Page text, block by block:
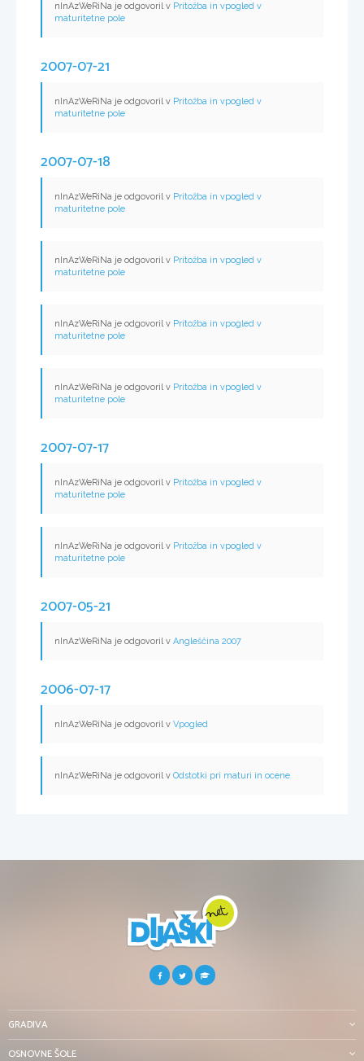
nInAzWeRiNa je odgovoril v Pritožba in vpogled v
maturitetne pole
2007-07-21
nInAzWeRiNa je odgovoril v Pritožba in vpogled v
maturitetne pole
2007-07-18
nInAzWeRiNa je odgovoril v Pritožba in vpogled v
maturitetne pole
nInAzWeRiNa je odgovoril v Pritožba in vpogled v
maturitetne pole
nInAzWeRiNa je odgovoril v Pritožba in vpogled v
maturitetne pole
nInAzWeRiNa je odgovoril v Pritožba in vpogled v
maturitetne pole
2007-07-17
nInAzWeRiNa je odgovoril v Pritožba in vpogled v
maturitetne pole
nInAzWeRiNa je odgovoril v Pritožba in vpogled v
maturitetne pole
2007-05-21
nInAzWeRiNa je odgovoril v Angleščina 2007
2006-07-17
nInAzWeRiNa je odgovoril v Vpogled
nInAzWeRiNa je odgovoril v Odstotki pri maturi in ocene
GRADIVA
OSNOVNE ŠOLE